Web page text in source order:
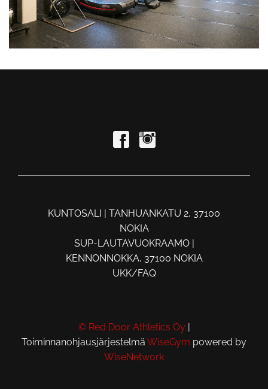
KUNTOSALI | TANHUANKATU 2, 37100
NOKIA
SUP-LAUTAVUOKRAAMO |
KENNONNOKKA, 37100 NOKIA
UKK/FAQ
© Red Door Athletics Oy|
Toiminnanohjausjärjestelmä WiseGym powered by
WiseNetwork